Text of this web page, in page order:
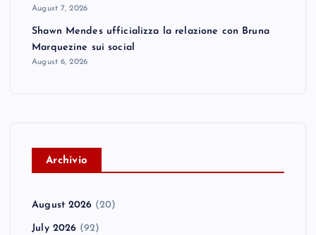
August 7, 2026
Shawn Mendes ufficializza la relazione con Bruna
Marquezine sui social
August 6, 2026
Archivio
August 2026 (20)
July 2026 (92)